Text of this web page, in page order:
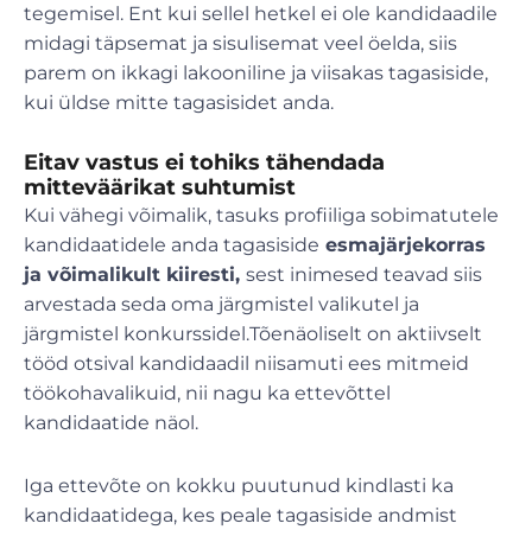
tegemisel. Ent kui sellel hetkel ei ole kandidaadile
midagi täpsemat ja sisulisemat veel öelda, siis
parem on ikkagi lakooniline ja viisakas tagasiside,
kui üldse mitte tagasisidet anda.
Eitav vastus ei tohiks tähendada
mitteväärikat suhtumist
Kui vähegi võimalik, tasuks profiiliga sobimatutele
kandidaatidele anda tagasiside esmajärjekorras
ja võimalikult kiiresti, sest inimesed teavad siis
arvestada seda oma järgmistel valikutel ja
järgmistel konkurssidel.Tõenäoliselt on aktiivselt
tööd otsival kandidaadil niisamuti ees mitmeid
töökohavalikuid, nii nagu ka ettevõttel
kandidaatide näol.
Iga ettevõte on kokku puutunud kindlasti ka
kandidaatidega, kes peale tagasiside andmist